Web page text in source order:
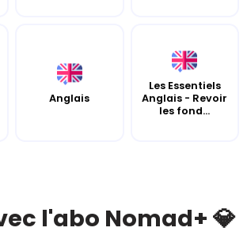
Anglais
Les Essentiels
Anglais - Revoir
les fond...
l'abo Nomad+ 💎